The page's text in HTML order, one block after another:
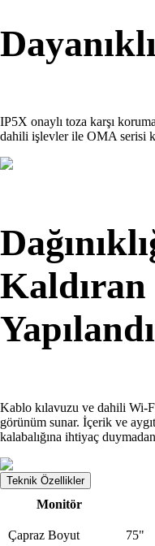
IP5X onaylı toza karşı
dahili işlevler ile OMA serisi
Kaldıran
Kablo kılavuzu ve dahili Wi-
görünüm sunar. İçerik ve
kalabalığına ihtiyaç
Teknik Özellikler
Monitör
Çapraz Boyut 75"